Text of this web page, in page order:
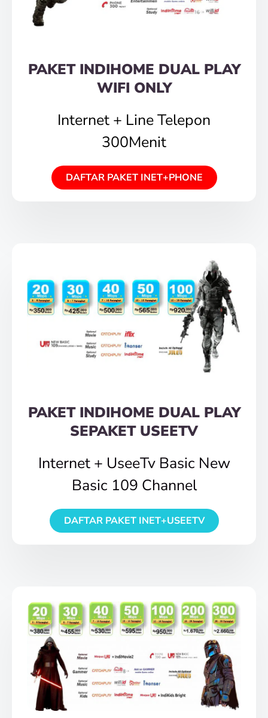
PAKET INDIHOME DUAL PLAY
WIFI ONLY
Internet + Line Telepon
300Menit
DAFTAR PAKET INET+PHONE
PAKET INDIHOME DUAL PLAY
SEPAKET USEETV
Internet + UseeTv Basic New
Basic 109 Channel
DAFTAR PAKET INET+USEETV